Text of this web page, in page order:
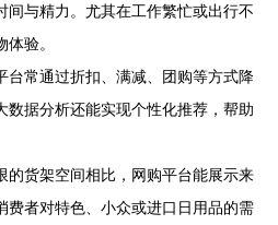
间与精力。尤其在工作繁忙或出行不
验。
台常通过折扣、满减、团购等方式降
数据分析还能实现个性化推荐，帮助
的货架空间相比，网购平台能展示来
费者对特色、小众或进口日用品的需